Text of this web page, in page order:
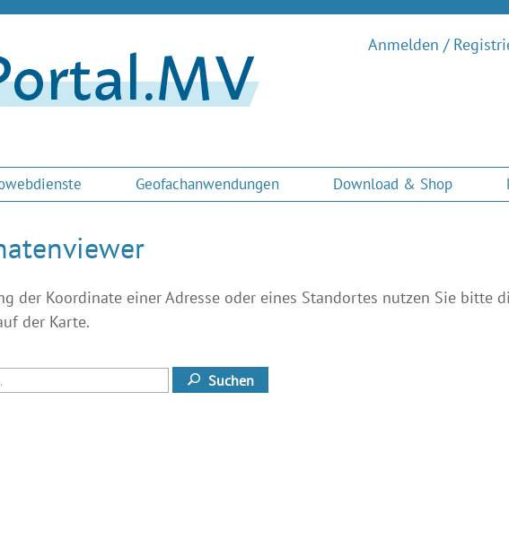
Anmelden /
Geofachanwendungen Download & Shop
der Koordinate einer Adresse oder eines Standortes nutzen Sie bitte
der Karte.
Suchen